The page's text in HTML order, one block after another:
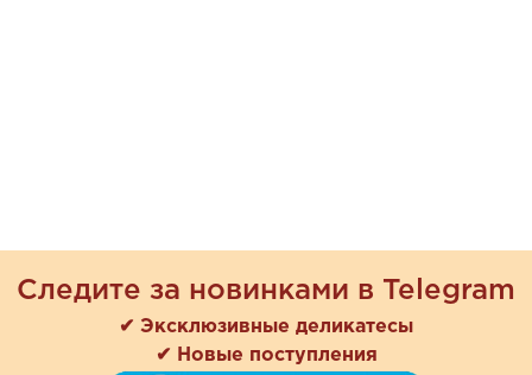
Следите за новинками в Telegram
✔ Эксклюзивные деликатесы
✔ Новые поступления